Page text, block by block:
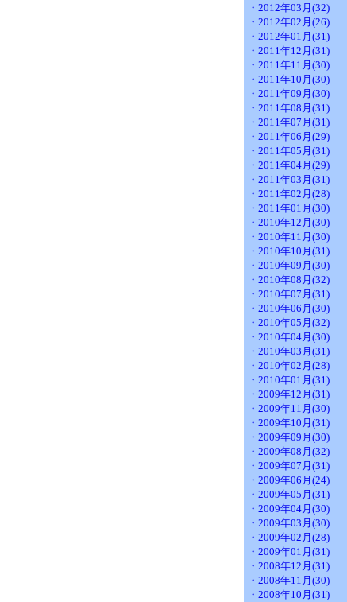
・2012年03月(32)
・2012年02月(26)
・2012年01月(31)
・2011年12月(31)
・2011年11月(30)
・2011年10月(30)
・2011年09月(30)
・2011年08月(31)
・2011年07月(31)
・2011年06月(29)
・2011年05月(31)
・2011年04月(29)
・2011年03月(31)
・2011年02月(28)
・2011年01月(30)
・2010年12月(30)
・2010年11月(30)
・2010年10月(31)
・2010年09月(30)
・2010年08月(32)
・2010年07月(31)
・2010年06月(30)
・2010年05月(32)
・2010年04月(30)
・2010年03月(31)
・2010年02月(28)
・2010年01月(31)
・2009年12月(31)
・2009年11月(30)
・2009年10月(31)
・2009年09月(30)
・2009年08月(32)
・2009年07月(31)
・2009年06月(24)
・2009年05月(31)
・2009年04月(30)
・2009年03月(30)
・2009年02月(28)
・2009年01月(31)
・2008年12月(31)
・2008年11月(30)
・2008年10月(31)